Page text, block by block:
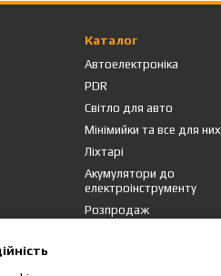
Каталог
Автоелектроніка
PDR
Світло для авто
Мінімийки та все для них
Ліхтарі
Акумулятори до
електроінструменту
Розпродаж